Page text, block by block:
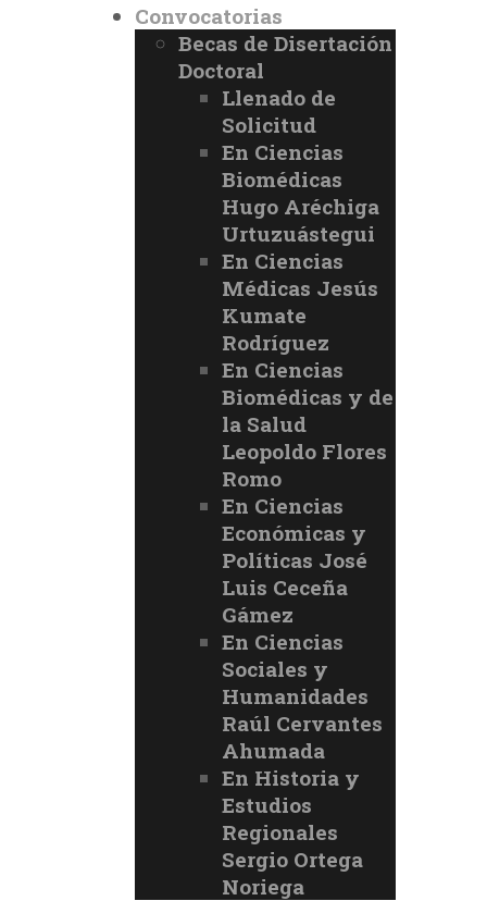
Convocatorias
Becas de Disertación
Doctoral
Llenado de
Solicitud
En Ciencias
Biomédicas
Hugo Aréchiga
Urtuzuástegui
En Ciencias
Médicas Jesús
Kumate
Rodríguez
En Ciencias
Biomédicas y de
la Salud
Leopoldo Flores
Romo
En Ciencias
Económicas y
Políticas José
Luis Ceceña
Gámez
En Ciencias
Sociales y
Humanidades
Raúl Cervantes
Ahumada
En Historia y
Estudios
Regionales
Sergio Ortega
Noriega